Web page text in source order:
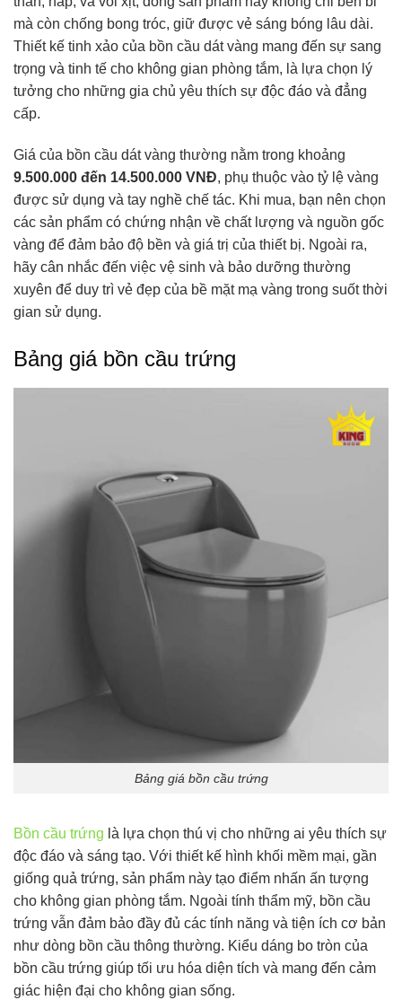
mà còn chống bong tróc, giữ được vẻ sáng bóng lâu dài.
Thiết kế tinh xảo của bồn cầu dát vàng mang đến sự sang
trọng và tinh tế cho không gian phòng tắm, là lựa chọn lý
tưởng cho những gia chủ yêu thích sự độc đáo và đẳng
cấp.
Giá của bồn cầu dát vàng thường nằm trong khoảng
9.500.000 đến 14.500.000 VNĐ, phụ thuộc vào tỷ lệ vàng
được sử dụng và tay nghề chế tác. Khi mua, bạn nên chọn
các sản phẩm có chứng nhận về chất lượng và nguồn gốc
vàng để đảm bảo độ bền và giá trị của thiết bị. Ngoài ra,
hãy cân nhắc đến việc vệ sinh và bảo dưỡng thường
xuyên để duy trì vẻ đẹp của bề mặt mạ vàng trong suốt thời
gian sử dụng.
Bảng giá bồn cầu trứng
Bảng giá bồn cầu trứng
Bồn cầu trứng là lựa chọn thú vị cho những ai yêu thích sự
độc đáo và sáng tạo. Với thiết kế hình khối mềm mại, gần
giống quả trứng, sản phẩm này tạo điểm nhấn ấn tượng
cho không gian phòng tắm. Ngoài tính thẩm mỹ, bồn cầu
trứng vẫn đảm bảo đầy đủ các tính năng và tiện ích cơ bản
như dòng bồn cầu thông thường. Kiểu dáng bo tròn của
bồn cầu trứng giúp tối ưu hóa diện tích và mang đến cảm
giác hiện đại cho không gian sống.